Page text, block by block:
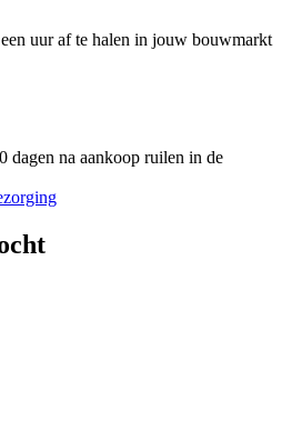
uur af te halen in jouw bouwmarkt
dagen na aankoop ruilen in de